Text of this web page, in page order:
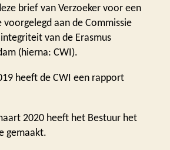
brief van Verzoeker voor een
aan de Commissie
van de Erasmus
(hierna: CWI).
heeft de CWI een rapport
2020 heeft het Bestuur het
gemaakt.